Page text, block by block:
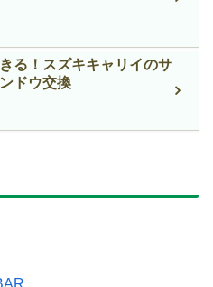
る！スズキキャリイのサ
ドウ交換